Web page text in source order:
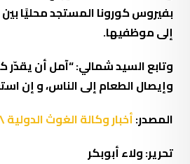
بفيروس كورونا المستجد محليًا
إلى موظفيها.
وتابع السيد شمالي: “آمل أن يقدّر
وإيصال الطعام إلى الناس، و إن
المصدر:أخبار وكالة الغوث الدولية \
تحرير: ولاء أبوبكر